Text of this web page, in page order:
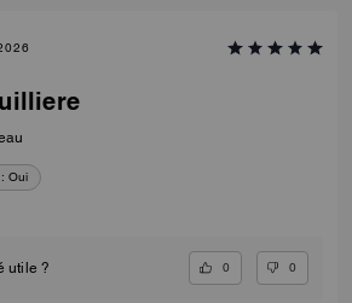
Oui
utile ? 0 0